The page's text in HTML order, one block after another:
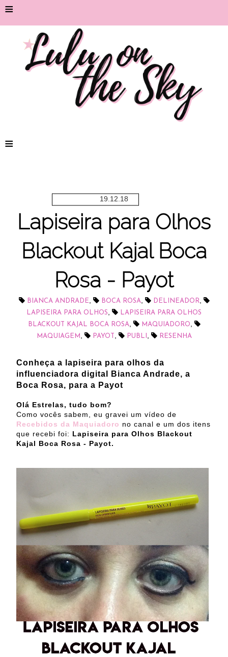
≡
≡
19.12.18
Lapiseira para Olhos
Blackout Kajal Boca
Rosa - Payot
BIANCA ANDRADE, BOCA ROSA, DELINEADOR,
LAPISEIRA PARA OLHOS,
LAPISEIRA PARA OLHOS
BLACKOUT KAJAL BOCA ROSA, MAQUIADORO,
MAQUIAGEM , PAYOT , PUBLI , RESENHA
Conheça a lapiseira para olhos da
influenciadora digital Bianca Andrade, a
Boca Rosa, para a Payot
Olá Estrelas, tudo bom?
Como vocês sabem, eu gravei um vídeo de
Recebidos da Maquiadoro no canal e um dos itens
que recebi foi: Lapiseira para Olhos Blackout
Kajal Boca Rosa - Payot.